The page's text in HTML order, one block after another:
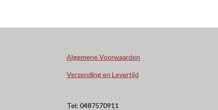
Algemene Voorwaarden
Verzending en Levertijd
Tel: 0487570911